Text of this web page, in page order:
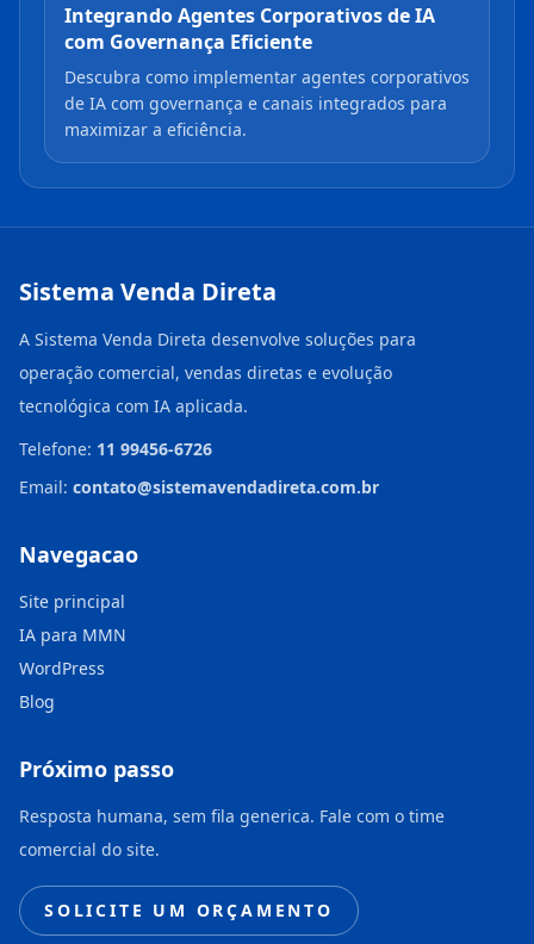
Integrando Agentes Corporativos de IA
com Governança Eficiente
Descubra como implementar agentes corporativos
de IA com governança e canais integrados para
maximizar a eficiência.
Sistema Venda Direta
A Sistema Venda Direta desenvolve soluções para
operação comercial, vendas diretas e evolução
tecnológica com IA aplicada.
Telefone: 11 99456-6726
Email: contato@sistemavendadireta.com.br
Navegacao
Site principal
IA para MMN
WordPress
Blog
Próximo passo
Resposta humana, sem fila generica. Fale com o time
comercial do site.
SOLICITE UM ORÇAMENTO